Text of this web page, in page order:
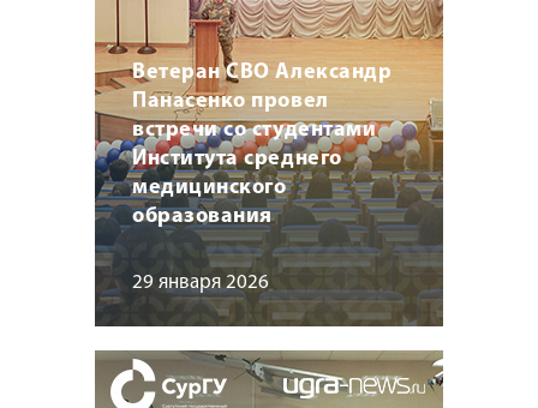
Ветеран СВО Александр
Панасенко провел
встречи со студентами
Института среднего
медицинского
образования
29 января 2026